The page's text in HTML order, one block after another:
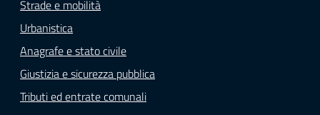
A
N
P
R
Tutti
Strade e mobilità
Urbanistica
Anagrafe e stato civile
Giustizia e sicurezza pubblica
Tributi ed entrate comunali